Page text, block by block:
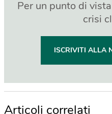
Per un punto di
crisi
ISCRIVITI ALLA
Articoli correlati